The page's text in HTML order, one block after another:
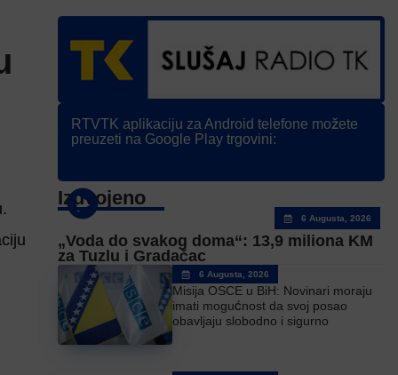
RTVTK aplikaciju za Android telefone možete
preuzeti na Google Play trgovini:
Izdvojeno
6 Augusta, 2026
„Voda do svakog doma“: 13,9 miliona KM
za Tuzlu i Gradačac
6 Augusta, 2026
Misija OSCE u BiH: Novinari moraju
imati mogućnost da svoj posao
obavljaju slobodno i sigurno